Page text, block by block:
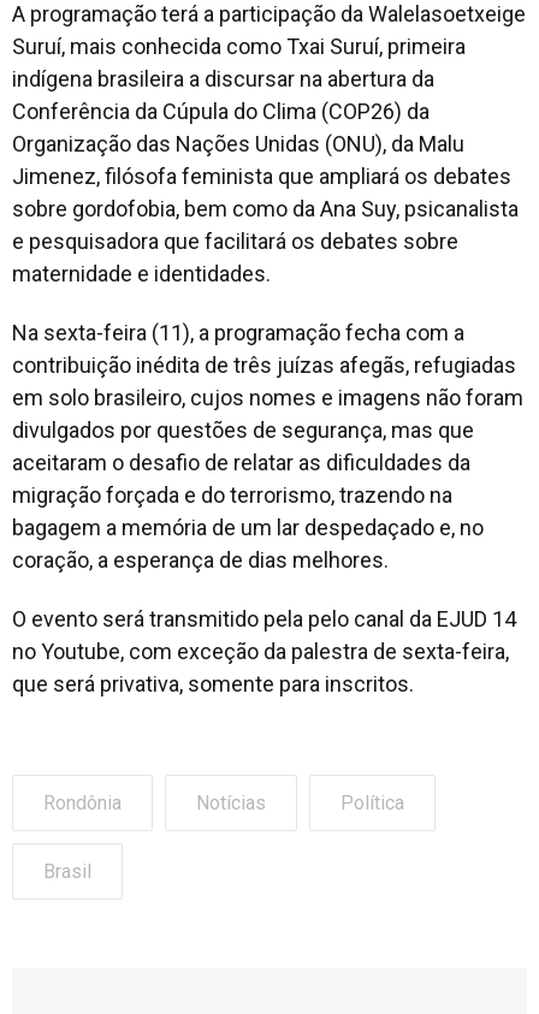
A programação terá a participação da Walelasoetxeige
Suruí, mais conhecida como Txai Suruí, primeira
indígena brasileira a discursar na abertura da
Conferência da Cúpula do Clima (COP26) da
Organização das Nações Unidas (ONU), da Malu
Jimenez, filósofa feminista que ampliará os debates
sobre gordofobia, bem como da Ana Suy, psicanalista
e pesquisadora que facilitará os debates sobre
maternidade e identidades.
Na sexta-feira (11), a programação fecha com a
contribuição inédita de três juízas afegãs, refugiadas
em solo brasileiro, cujos nomes e imagens não foram
divulgados por questões de segurança, mas que
aceitaram o desafio de relatar as dificuldades da
migração forçada e do terrorismo, trazendo na
bagagem a memória de um lar despedaçado e, no
coração, a esperança de dias melhores.
O evento será transmitido pela pelo canal da EJUD 14
no Youtube, com exceção da palestra de sexta-feira,
que será privativa, somente para inscritos.
Rondônia Notícias Política
Brasil